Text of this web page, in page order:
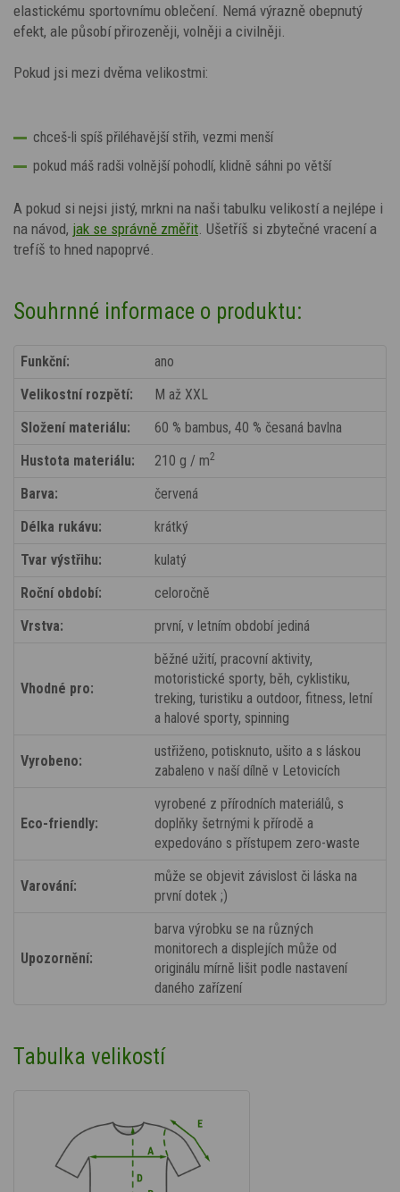
elastickému sportovnímu oblečení. Nemá výrazně obepnutý
efekt, ale působí přirozeněji, volněji a civilněji.
Pokud jsi mezi dvěma velikostmi:
chceš-li spíš přiléhavější střih, vezmi menší
pokud máš radši volnější pohodlí, klidně sáhni po větší
A pokud si nejsi jistý, mrkni na naši tabulku velikostí a nejlépe i
na návod, jak se správně změřit . Ušetříš si zbytečné vracení a
trefíš to hned napoprvé.
Souhrnné informace o produktu:
Funkční:
ano
Velikostní rozpětí:
M až XXL
Složení materiálu:
60 % bambus, 40 % česaná bavlna
Hustota materiálu:
210 g / m2
Barva:
červená
Délka rukávu:
krátký
Tvar výstřihu:
kulatý
Roční období:
celoročně
Vrstva:
první, v letním období jediná
Vhodné pro:
běžné užití, pracovní aktivity,
motoristické sporty, běh, cyklistiku,
treking, turistiku a outdoor, fitness, letní
a halové sporty, spinning
Vyrobeno:
ustřiženo, potisknuto, ušito a s láskou
zabaleno v naší dílně v Letovicích
Eco-friendly:
vyrobené z přírodních materiálů, s
doplňky šetrnými k přírodě a
expedováno s přístupem zero-waste
Varování:
může se objevit závislost či láska na
první dotek ;)
Upozornění:
barva výrobku se na různých
monitorech a displejích může od
originálu mírně lišit podle nastavení
daného zařízení
Tabulka velikostí